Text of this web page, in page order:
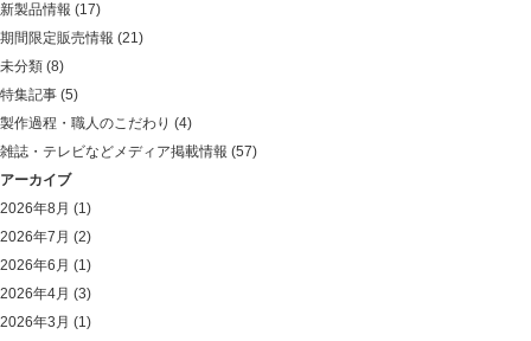
新製品情報 (17)
期間限定販売情報 (21)
未分類 (8)
特集記事 (5)
製作過程・職人のこだわり (4)
雑誌・テレビなどメディア掲載情報 (57)
アーカイブ
2026年8月 (1)
2026年7月 (2)
2026年6月 (1)
2026年4月 (3)
2026年3月 (1)